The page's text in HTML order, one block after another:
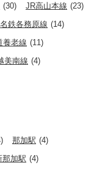
(30) JR高山本線 (23)
名鉄各務原線 (14)
養老線 (11)
美南線 (4)
那加駅 (4)
那加駅 (4)